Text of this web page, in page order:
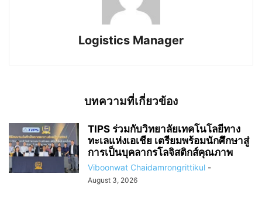
Logistics Manager
บทความที่เกี่ยวข้อง
TIPS ร่วมกับวิทยาลัยเทคโนโลยีทาง
ทะเลแห่งเอเชีย เตรียมพร้อมนักศึกษาสู่
การเป็นบุคลากรโลจิสติกส์คุณภาพ
Viboonwat Chaidamrongrittikul -
August 3, 2026